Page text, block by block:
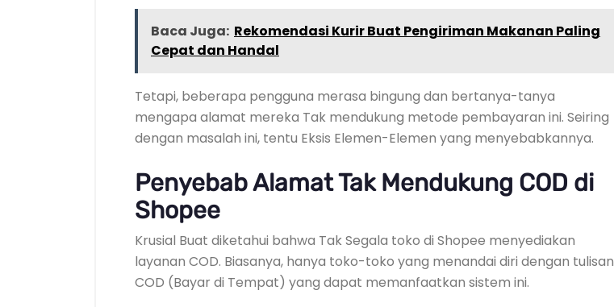
Baca Juga: Rekomendasi Kurir Buat Pengiriman Makanan Paling
Cepat dan Handal
Tetapi, beberapa pengguna merasa bingung dan bertanya-tanya
mengapa alamat mereka Tak mendukung metode pembayaran ini. Seiring
dengan masalah ini, tentu Eksis Elemen-Elemen yang menyebabkannya.
Penyebab Alamat Tak Mendukung COD di
Shopee
Krusial Buat diketahui bahwa Tak Segala toko di Shopee menyediakan
layanan COD. Biasanya, hanya toko-toko yang menandai diri dengan tulisan
COD (Bayar di Tempat) yang dapat memanfaatkan sistem ini.